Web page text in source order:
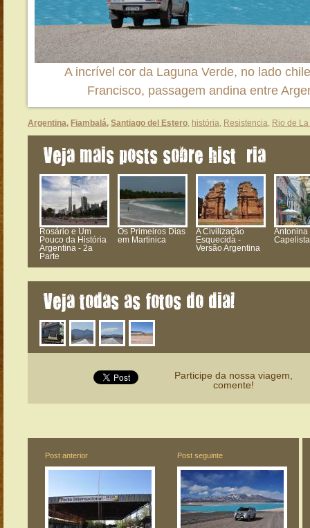
A incrível cor da Laguna Verde, no lado
Francisco, passagem andina entre
Argentina, Fiambalá, Santiago del Estero, história, Resistencia, Rio de
Veja mais posts sobre história
Rosário e Um
Pouco da História
Argentina - 2a
Parte
Os Primeiros Dias
em Martinica
A Civilização
Esquecida -
Versão Argentina
Antonina
Veja todas as fotos do dia!
Participe da nossa viagem,
comente!
Post anterior Post seguinte